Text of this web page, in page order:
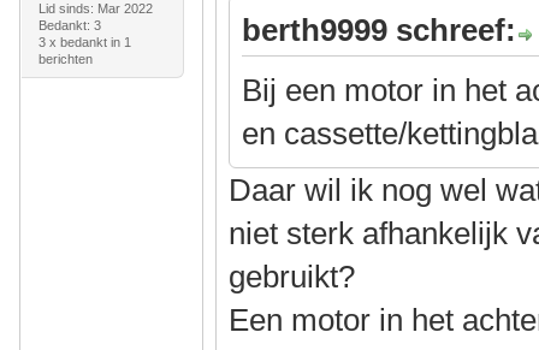
Lid sinds: Mar 2022
Bedankt: 3
3 x bedankt in 1
berichten
berth9999 schreef:
Bij een motor in het
en cassette/
Daar wil ik nog wel
niet sterk afhankelijk
gebruikt?
Een motor in het